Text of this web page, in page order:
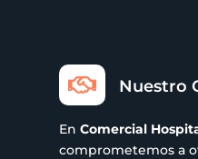
 Nuestro
En Comercial
comprometemos a